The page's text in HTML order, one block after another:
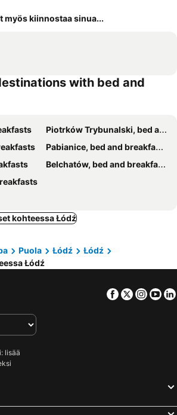
myös kiinnostaa sinua...
with bed and
Piotrków Trybunalski, bed and breakfasts
Pabianice, bed and breakfasts
Belchatów, bed and breakfasts
kohteessa Łódź
Puola Łódź
Łódź
Łódź
Facebook
Twitter
lisää